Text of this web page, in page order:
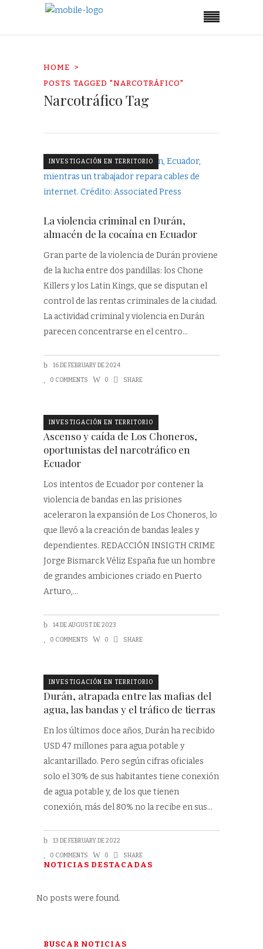
HOME
POSTS TAGGED "NARCOTRÁFICO"
Narcotráfico Tag
INVESTIGACIÓN EN TERRITORIO
La violencia criminal en Durán,
almacén de la cocaína en Ecuador
Gran parte de la violencia de Durán proviene
de la lucha entre dos pandillas: los Chone
Killers y los Latin Kings, que se disputan el
control de las rentas criminales de la ciudad.
La actividad criminal y violencia en Durán
parecen concentrarse en el centro
16 DE FEBRUARY DE 2024
0 COMMENTS 0 SHARE
INVESTIGACIÓN EN TERRITORIO
Ascenso y caída de Los Choneros,
oportunistas del narcotráfico en
Ecuador
Los intentos de Ecuador por contener la
violencia de bandas en las prisiones
aceleraron la expansión de Los Choneros, lo
que llevó a la creación de bandas leales y
dependientes. REDACCIÓN INSIGTH CRIME
Jorge Bismarck Véliz España fue un hombre
de grandes ambiciones criado en Puerto
Arturo,
14 DE AUGUST DE 2023
0 COMMENTS 0 SHARE
INVESTIGACIÓN EN TERRITORIO
Durán, atrapada entre las mafias del
agua, las bandas y el tráfico de tierras
En los últimos doce años, Durán ha recibido
USD 47 millones para agua potable y
alcantarillado. Pero según cifras oficiales
solo el 30% de sus habitantes tiene conexión
de agua potable y, de los que tienen
conexión, más del 80% no la recibe en sus
13 DE FEBRUARY DE 2022
0 COMMENTS 0 SHARE
NOTICIAS DESTACADAS
No posts were found.
BUSCAR NOTICIAS